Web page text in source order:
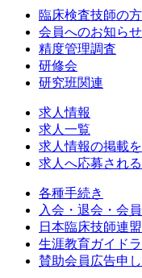
臨床検査技師の
会員へのお知らせ
精度管理調査
研修会
研究班関連
求人情報
求人一覧
求人情報の掲載
求人へ応募され
各種手続き
入会・退会・会
日本臨床技師連盟
生涯教育ガイド
賛助会員広告申